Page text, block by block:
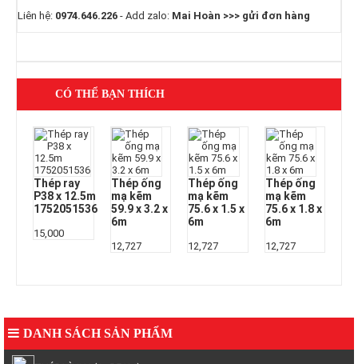
Liên hệ: 0974.646.226 - Add zalo: Mai Hoàn >>> gửi đơn hàng
CÓ THỂ BẠN THÍCH
Thép ray
P38 x 12.5m
1752051536
15,000
Thép ống
mạ kẽm
59.9 x 3.2 x
6m
12,727
Thép ống
mạ kẽm
75.6 x 1.5 x
6m
12,727
Thép ống
mạ kẽm
75.6 x 1.8 x
6m
12,727
DANH SÁCH SẢN PHẨM